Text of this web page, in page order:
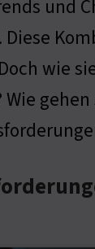
und
Diese
wie
Wie